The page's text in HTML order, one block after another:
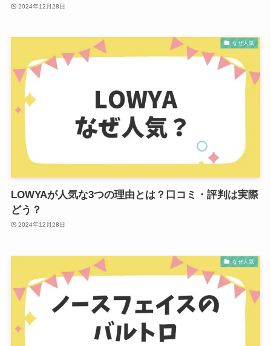
2024年12月28日
なぜ人気
LOWYAが人気な3つの理由とは？口コミ・評判は実際
どう？
2024年12月28日
なぜ人気